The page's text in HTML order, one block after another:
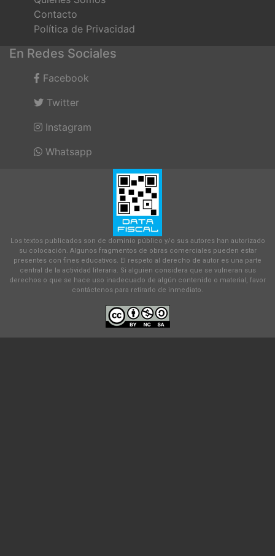
Contacto
Política de Privacidad
En Redes Sociales
Facebook
Twitter
Instagram
Whatsapp
Los textos publicados son de dominio público y/o sus autores han autorizado
su colocación. Algunos fragmentos de obras comerciales pueden estar
presentes con fines educativos. El respeto al derecho de autor es una parte
central de la actividad literaria. Si alguien considera que se vulneran sus
derechos o que se hace uso inadecuado de algún contenido o material, favor
contáctenos para retirarlo de inmediato.